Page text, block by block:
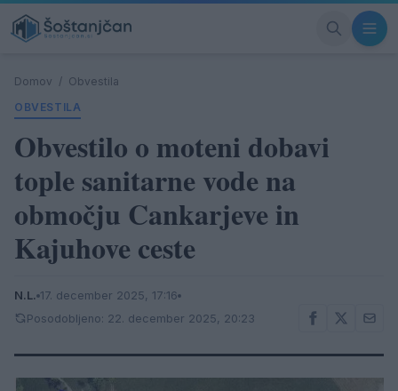
Domov / Obvestila
OBVESTILA
Obvestilo o moteni dobavi
tople sanitarne vode na
območju Cankarjeve in
Kajuhove ceste
N.L. 17. december 2025, 17:16
Posodobljeno: 22. december 2025, 20:23